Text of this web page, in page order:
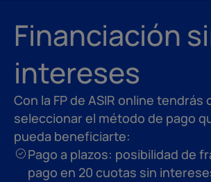
Financiación
intereses
Con la FP de ASIR online tendrás
seleccionar el método de pago
pueda beneficiarte:
Pago a plazos: posibilidad de
pago en 20 cuotas sin